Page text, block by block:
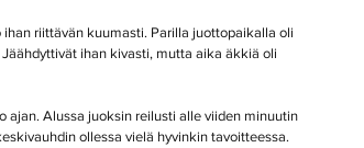
riittävän kuumasti. Parilla juottopaikalla oli
ihan kivasti, mutta aika äkkiä oli
Alussa juoksin reilusti alle viiden minuutin
ollessa vielä hyvinkin tavoitteessa.